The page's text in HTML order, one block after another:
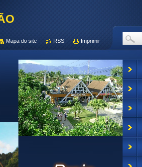
Mapa do site RSS Imprimir